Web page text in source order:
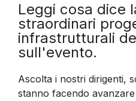
Leggi cosa dice
straordinari
infrastrutturali
sull'evento.
Ascolta i nostri dirigenti,
stanno facendo